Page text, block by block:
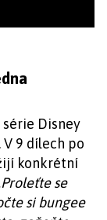
Disney
9 dílech po
konkrétní
se
si bungee